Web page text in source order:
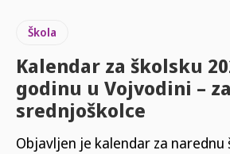
Škola
Kalendar za školsku
godinu u Vojvodini –
srednjoškolce
Objavljen je kalendar za narednu